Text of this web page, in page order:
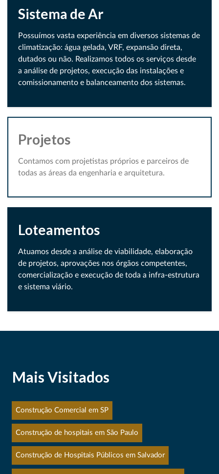
Sistema de Ar
Possuímos vasta experiência em diversos sistemas de
climatização: água gelada, VRF, expansão direta,
dutados ou não. Realizamos todos os serviços desde
a análise de projetos, execução das instalações e
comissionamento e balanceamento dos sistemas.
Projetos
Contamos com projetistas próprios e parceiros de
todas as áreas da engenharia e arquitetura.
Loteamentos
Atuamos desde a análise de viabilidade, elaboração
de projetos, aprovações nos órgãos competentes,
comercialização e execução de toda a infra-estrutura
e sistema viário.
Mais Visitados
Construção Comercial em SP
Construção de hospitais em São Paulo
Construção de Hospitais Públicos em Salvador